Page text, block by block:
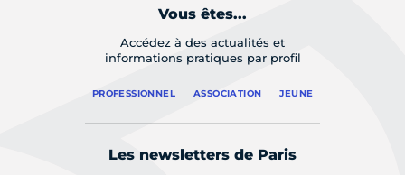
Vous êtes...
Accédez à des actualités et
informations pratiques par profil
PROFESSIONNEL ASSOCIATION JEUNE
Les newsletters de Paris